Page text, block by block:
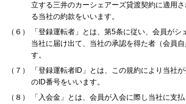
立する三井のカーシェアーズ貸渡契約に適用
る当社の約款をいいます。
（６）
「登録運転者」とは、第5条に従い、会員がシ
当社に届け出て、当社の承認を得た者（会員
す。
（７）
「登録運転者ID」とは、この規約により当社
のID番号をいいます。
（８）
「入会金」とは、会員が入会に際し当社に支